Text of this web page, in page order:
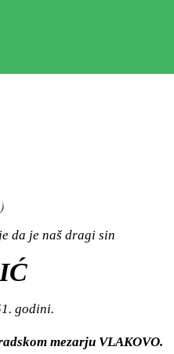
da je naš dragi sin
godini.
mezarju VLAKOVO.